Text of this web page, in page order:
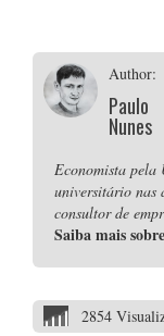
Author:
Paulo
Nunes
Economista pela
universitário nas
consultor de
Saiba mais
2854